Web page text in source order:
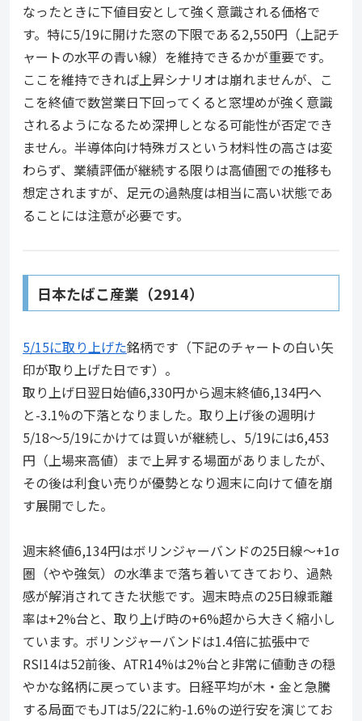
なったときに下値目安として強く意識される価格で
す。特に5/19に開けた窓の下限である2,550円（上記チ
ャートの水平の青い線）を維持できるかが重要です。
ここを維持できれば上昇シナリオは崩れませんが、こ
こを終値で数営業日下回ってくると窓埋めが強く意識
されるようになるため深押しとなる可能性が否定でき
ません。半導体向け特殊ガスという材料性の高さは変
わらず、業績評価が継続する限りは高値圏での推移も
想定されますが、足元の過熱度は相当に高い状態であ
ることには注意が必要です。
日本たばこ産業（2914）
5/15に取り上げた銘柄です（下記のチャートの白い矢
印が取り上げた日です）。
取り上げ日翌日始値6,330円から週末終値6,134円へ
と-3.1%の下落となりました。取り上げ後の週明け
5/18〜5/19にかけては買いが継続し、5/19には6,453
円（上場来高値）まで上昇する場面がありましたが、
その後は利食い売りが優勢となり週末に向けて値を崩
す展開でした。
週末終値6,134円はボリンジャーバンドの25日線〜+1σ
圏（やや強気）の水準まで落ち着いてきており、過熱
感が解消されてきた状態です。週末時点の25日線乖離
率は+2%台と、取り上げ時の+6%超から大きく縮小し
ています。ボリンジャーバンドは1.4倍に拡張中で
RSI14は52前後、ATR14%は2%台と非常に値動きの穏
やかな銘柄に戻っています。日経平均が木・金と急騰
する局面でもJTは5/22に約-1.6%の逆行安を演じてお